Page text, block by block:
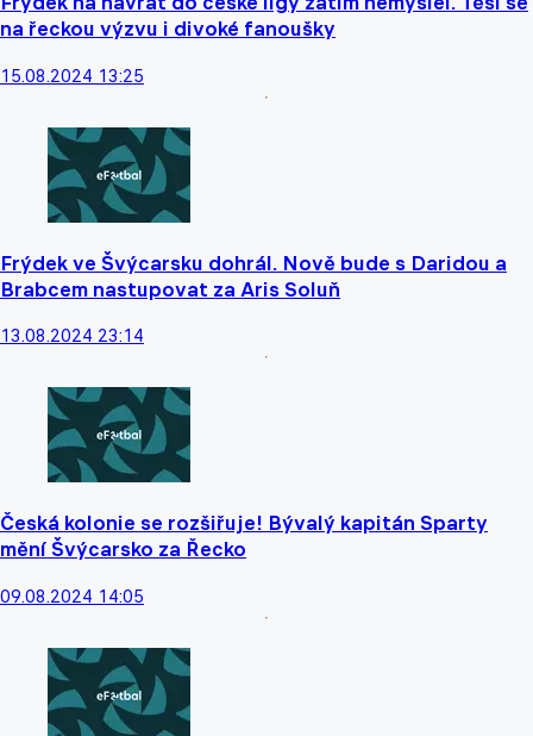
na řeckou výzvu i divoké fanoušky
15.08.2024 13:25
Frýdek ve Švýcarsku dohrál. Nově bude s Daridou a
Brabcem nastupovat za Aris Soluň
13.08.2024 23:14
Česká kolonie se rozšiřuje! Bývalý kapitán Sparty
mění Švýcarsko za Řecko
09.08.2024 14:05